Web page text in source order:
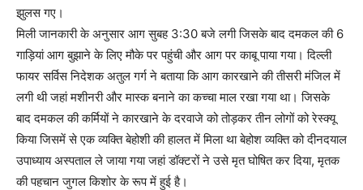
झुलस गए।
मिली जानकारी के अनुसार आग सुबह 3:30 बजे लगी जिसके बाद दमकल की 6
गाड़ियां आग बुझाने के लिए मौके पर पहुंची और आग पर काबू पाया गया। दिल्ली
फायर सर्विस निदेशक अतुल गर्ग ने बताया कि आग कारखाने की तीसरी मंजिल में
लगी थी जहां मशीनरी और मास्क बनाने का कच्चा माल रखा गया था। जिसके
बाद दमकल की कर्मियों ने कारखाने के दरवाजे को तोड़कर तीन लोगों को रेस्क्यू
किया जिसमें से एक व्यक्ति बेहोशी की हालत में मिला था बेहोश व्यक्ति को दीनदयाल
उपाध्याय अस्पताल ले जाया गया जहां डॉक्टरों ने उसे मृत घोषित कर दिया, मृतक
की पहचान जुगल किशोर के रूप में हुई है।